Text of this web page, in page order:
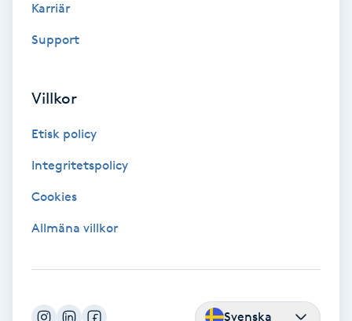
Hårvård
Hälsa
Idrottsmassage
Karriär
Support
Villkor
Etisk policy
Integritetspolicy
Cookies
Allmäna villkor
Svenska